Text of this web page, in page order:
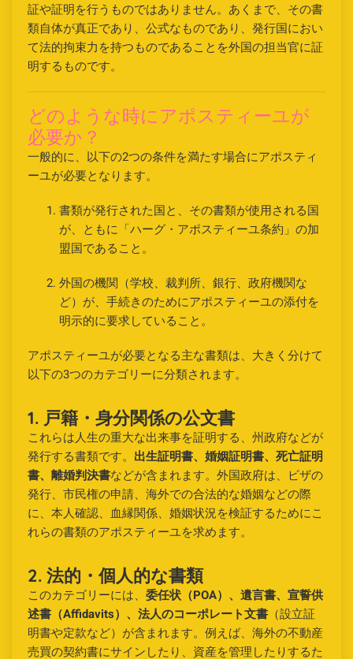
証や証明を行うものではありません。あくまで、その書
類自体が真正であり、公式なものであり、発行国におい
て法的拘束力を持つものであることを外国の担当官に証
明するものです。
どのような時にアポスティーユが
必要か？
一般的に、以下の2つの条件を満たす場合にアポスティ
ーユが必要となります。
書類が発行された国と、その書類が使用される国
が、ともに「ハーグ・アポスティーユ条約」の加
盟国であること。
外国の機関（学校、裁判所、銀行、政府機関な
ど）が、手続きのためにアポスティーユの添付を
明示的に要求していること。
アポスティーユが必要となる主な書類は、大きく分けて
以下の3つのカテゴリーに分類されます。
1. 戸籍・身分関係の公文書
これらは人生の重大な出来事を証明する、州政府などが
発行する書類です。 出生証明書、婚姻証明書、死亡証明
書、離婚判決書などが含まれます。外国政府は、ビザの
発行、市民権の申請、海外での合法的な婚姻などの際
に、本人確認、血縁関係、婚姻状況を検証するためにこ
れらの書類のアポスティーユを求めます。
2. 法的・個人的な書類
このカテゴリーには、 委任状（POA）、遺言書、宣誓供
述書（Affidavits）、法人のコーポレート文書 （設立証
明書や定款など）が含まれます。例えば、海外の不動産
売買の契約書にサインしたり、資産を管理したりするた